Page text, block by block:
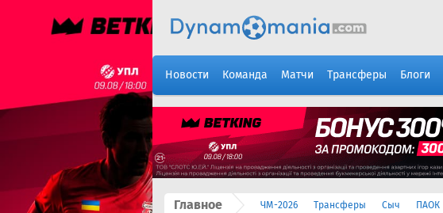
Новости Команда Матчи Трансферы Блоги
Главное ЧМ-2026 Трансферы Сыч ПАОК